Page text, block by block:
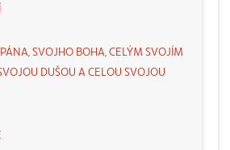
SVOJHO BOHA, CELÝM SVOJÍM
DUŠOU A CELOU SVOJOU